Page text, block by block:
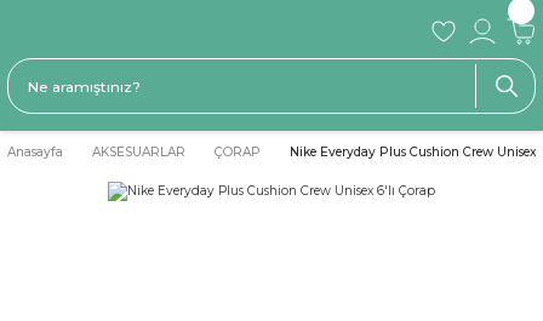
Anasayfa AKSESUARLAR ÇORAP Nike Everyday Plus Cushion Crew Unisex